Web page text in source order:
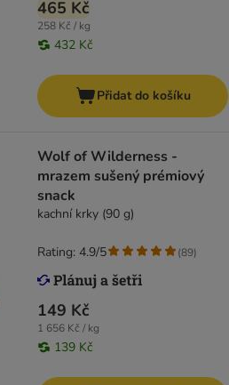
465 Kč
258 Kč / kg
432 Kč
Přidat do košíku
Wolf of Wilderness -
mrazem sušený prémiový
snack
kachní krky (90 g)
149 Kč
1 656 Kč / kg
139 Kč
Rating: 4.9/5 (89)